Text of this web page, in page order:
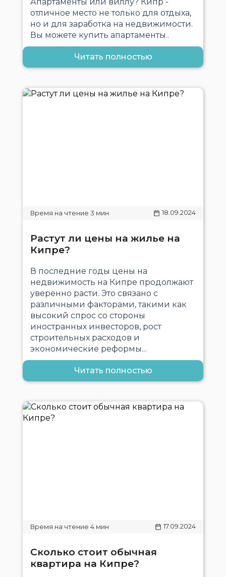
отличное место не только для отдыха,
но и для заработка на недвижимости.
Вы можете купить апартаменты..
Читать полностью
18.09.2024
Растут ли цены на жилье на
Кипре?
В последние годы цены на
недвижимость на Кипре продолжают
уверенно расти. Это связано с
различными факторами, такими как
высокий спрос со стороны
иностранных инвесторов, рост
строительных расходов и
экономические реформы...
Читать полностью
17.09.2024
Сколько стоит обычная
квартира на Кипре?